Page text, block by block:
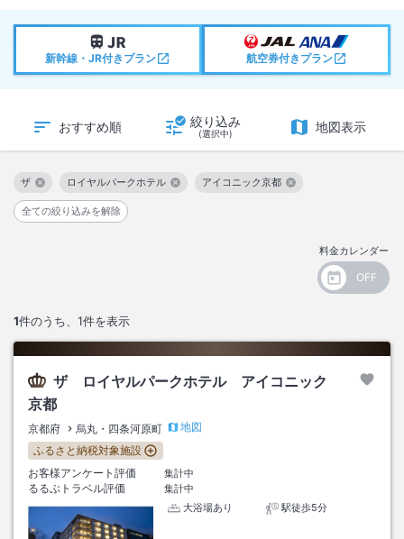
新幹線・JR付きプラン 航空券付きプラン
おすすめ順 絞り込み
(選択中) 地図表示
料金カレンダー
1件のうち、 1件を表示
ザ
この絞り込み条件を解除
ロイヤルパークホテル
この絞り込み条件を解除 アイコニック京都
この絞り込み条件を解除
全ての絞り込みを解除
ザ ロイヤルパークホテル アイコニック
京都
京都府 烏丸・四条河原町
地図
ふるさと納税対象施設
お客様アンケート評価
集計中
るるぶトラベル評価
集計中
大浴場あり
駅徒歩5分